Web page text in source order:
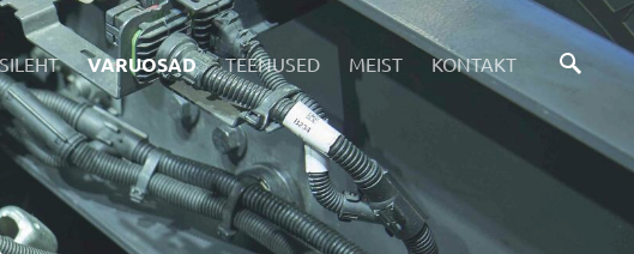
VARUOSAD TEENUSED MEIST KONTAKT